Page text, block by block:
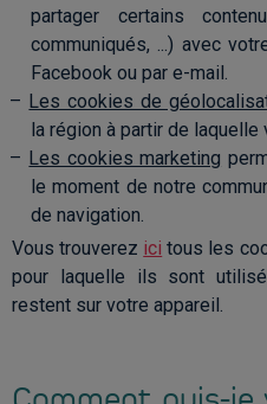
partager certains
communiqués, ...) avec
Facebook ou par e-mail.
Les cookies de
la région à partir de
Les cookies marketing
le moment de notre
de navigation.
Vous trouverez ici tous les
pour laquelle ils sont
restent sur votre appareil.